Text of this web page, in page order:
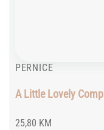
PERNICE
A Little Lovely
25,80 KM